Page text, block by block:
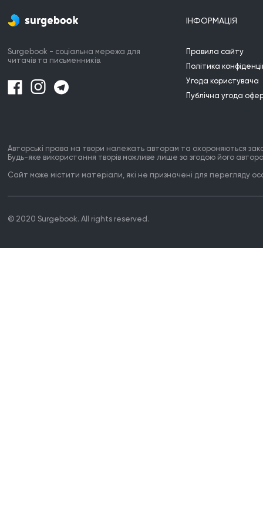
Хрускають хребці.
Surgebook - соціальна мережа для
читачів та письменників.
ІНФОРМАЦІЯ
Правила сайту
Політика
Угода користувача
Публічна угода
Авторські права на твори належать авторам та охороняються
Будь-яке використання творів можливе лише за згодою його
Сайт може містити матеріали, які не призначені для перегляду
© 2020 Surgebook. All rights reserved.